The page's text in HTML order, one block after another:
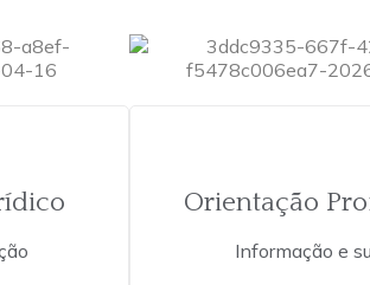
Orientação
Informação e